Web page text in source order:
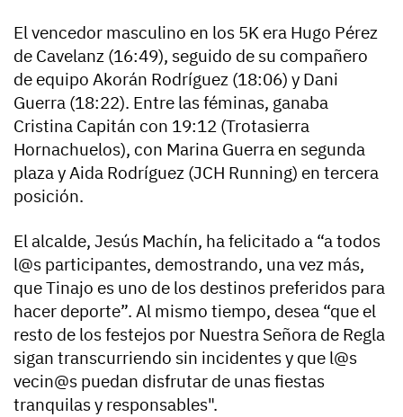
El vencedor masculino en los 5K era Hugo Pérez
de Cavelanz (16:49), seguido de su compañero
de equipo Akorán Rodríguez (18:06) y Dani
Guerra (18:22). Entre las féminas, ganaba
Cristina Capitán con 19:12 (Trotasierra
Hornachuelos), con Marina Guerra en segunda
plaza y Aida Rodríguez (JCH Running) en tercera
posición.
El alcalde, Jesús Machín, ha felicitado a “a todos
l@s participantes, demostrando, una vez más,
que Tinajo es uno de los destinos preferidos para
hacer deporte”. Al mismo tiempo, desea “que el
resto de los festejos por Nuestra Señora de Regla
sigan transcurriendo sin incidentes y que l@s
vecin@s puedan disfrutar de unas fiestas
tranquilas y responsables".